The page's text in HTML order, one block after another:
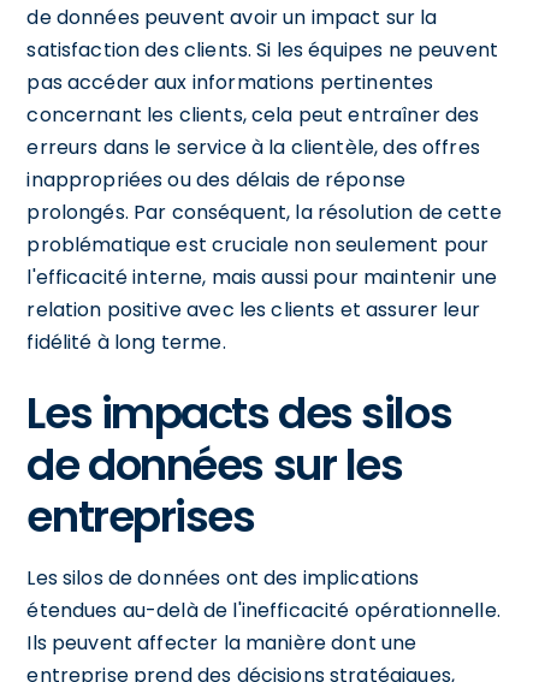
de données peuvent avoir un impact sur la
satisfaction des clients. Si les équipes ne peuvent
pas accéder aux informations pertinentes
concernant les clients, cela peut entraîner des
erreurs dans le service à la clientèle, des offres
inappropriées ou des délais de réponse
prolongés. Par conséquent, la résolution de cette
problématique est cruciale non seulement pour
l'efficacité interne, mais aussi pour maintenir une
relation positive avec les clients et assurer leur
fidélité à long terme.
Les impacts des silos
de données sur les
entreprises
Les silos de données ont des implications
étendues au-delà de l'inefficacité opérationnelle.
Ils peuvent affecter la manière dont une
entreprise prend des décisions stratégiques,